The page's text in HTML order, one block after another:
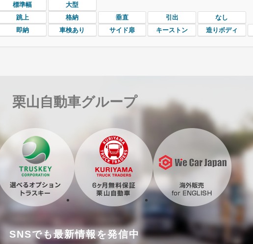
標準幅
大型
跳上 格納 垂直 引出
なし
即納 車検あり サイド扉 キーストン 造りボディ
栗山自動車グループ
SNSでも最新情報を発信中